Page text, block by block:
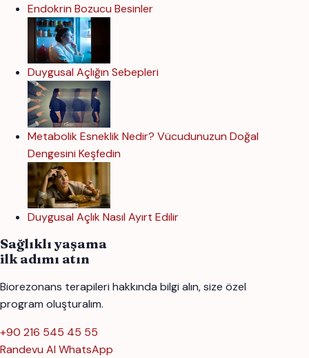
Endokrin Bozucu Besinler
Duygusal Açlığın Sebepleri
Metabolik Esneklik Nedir? Vücudunuzun Doğal
Dengesini Keşfedin
Duygusal Açlık Nasıl Ayırt Edilir
Sağlıklı yaşama
ilk adımı atın
Biorezonans terapileri hakkında bilgi alın, size özel
program oluşturalım.
+90 216 545 45 55
Randevu Al WhatsApp